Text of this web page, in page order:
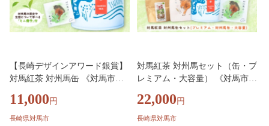
【長崎デザインアワード銀賞】
対馬紅茶 対州馬缶 《対馬市》
ー お茶 飲料 [WBE021]
11,000 円
長崎県対馬市
対馬紅茶 対州馬セット（缶・プ
レミアム・大容量） 《対馬市》
ー お茶 飲料 [WBE020]
22,000 円
長崎県対馬市